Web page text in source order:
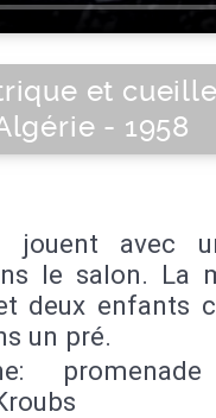
et
- 1958
jouent avec
le salon. La
deux enfants
un pré.